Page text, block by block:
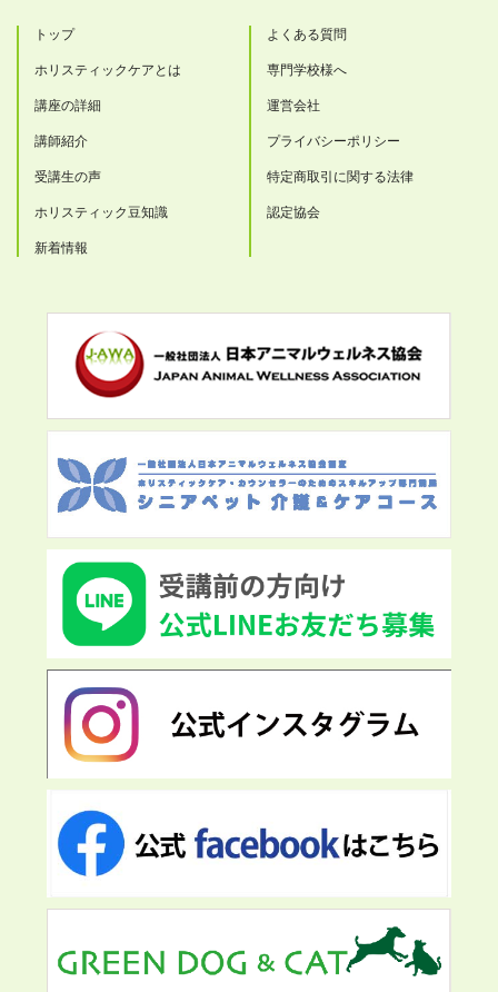
トップ
ホリスティックケアとは
講座の詳細
講師紹介
受講生の声
ホリスティック豆知識
新着情報
よくある質問
専門学校様へ
運営会社
プライバシーポリシー
特定商取引に関する法律
認定協会